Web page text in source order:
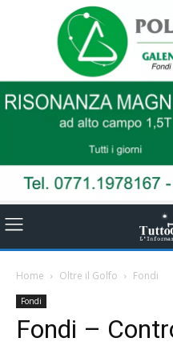
Home Oltre il Golfo Fondi
Fondi
Fondi –